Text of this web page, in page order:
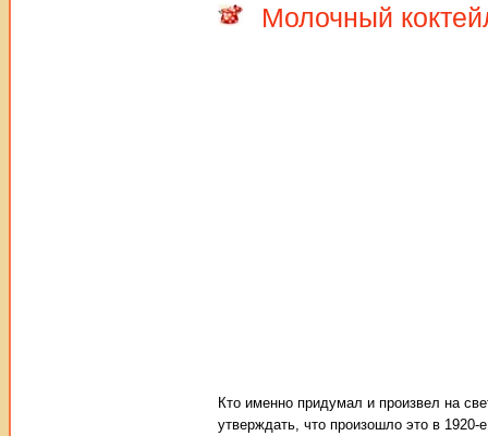
Молочный
Кто именно придумал и произвел на
утверждать, что произошло это в